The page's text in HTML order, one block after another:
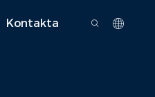
Kontakta